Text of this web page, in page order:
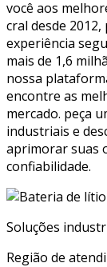
você aos
cral desde
experiência
mais de 1,6
nossa
encontre as
mercado. peça
industriais e
aprimorar suas
confiabilidade.
Soluções
Região de